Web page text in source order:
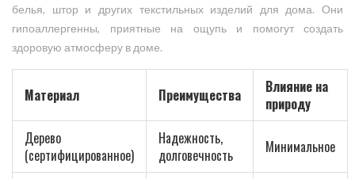
белья, штор и других текстильных изделий для дома. Они
гипоаллергенны, приятные на ощупь и помогут создать
здоровую атмосферу в доме.
Материал Преимущества
Влияние на
природу
Дерево
(сертифицированное)
Надежность,
долговечность
Минимальное